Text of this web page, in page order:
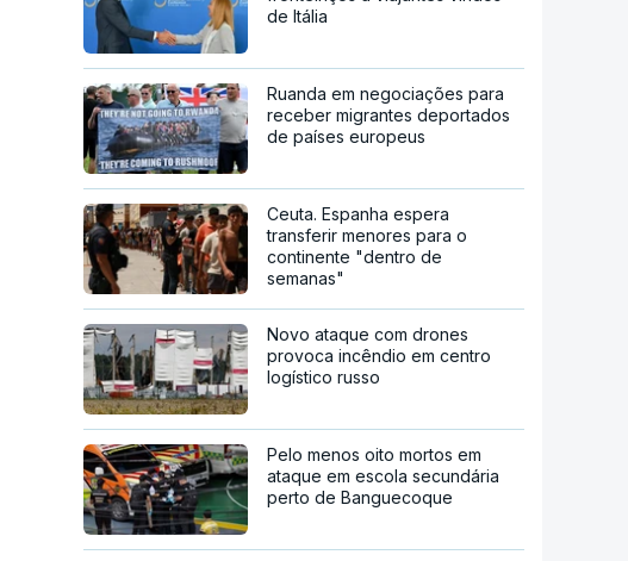
de Itália
Ruanda em negociações para
receber migrantes deportados
de países europeus
Ceuta. Espanha espera
transferir menores para o
continente "dentro de
semanas"
Novo ataque com drones
provoca incêndio em centro
logístico russo
Pelo menos oito mortos em
ataque em escola secundária
perto de Banguecoque